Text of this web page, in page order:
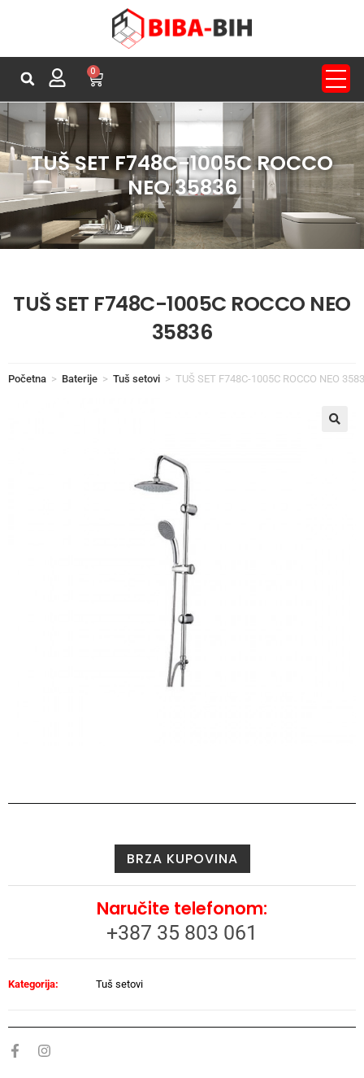
0
TUŠ SET F748C-1005C ROCCO
NEO 35836
TUŠ SET F748C-1005C ROCCO NEO
35836
Početna > Baterije > Tuš setovi > TUŠ SET F748C-1005C ROCCO NEO
BRZA KUPOVINA
Naručite telefonom:
+387 35 803 061
Kategorija: Tuš setovi